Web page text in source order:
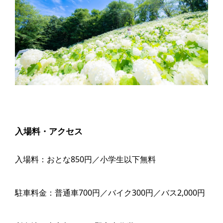
入場料・アクセス
入場料：おとな850円／小学生以下無料
駐車料金：普通車700円／バイク300円／バス2,000円